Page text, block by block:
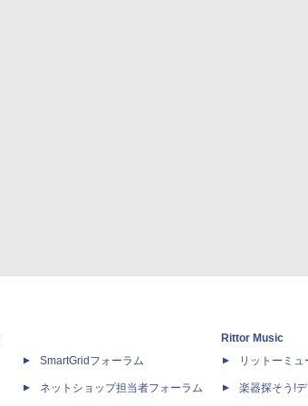
SmartGridフォーラム
ネットショップ担当者フォーラム
Rittor Music
リットーミュ
楽器探そう!